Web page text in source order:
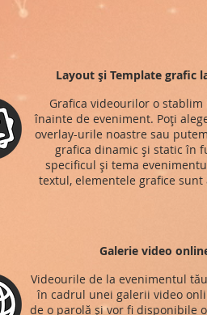
Layout și Template grafic
Grafica videourilor o
înainte de eveniment. Poți
overlay-urile noastre sau
grafica dinamic și static în
specificul și tema
textul, elementele grafice sunt
Galerie video
Videourile de la evenimentul
în cadrul unei galerii video
de o parolă și vor fi disponibile